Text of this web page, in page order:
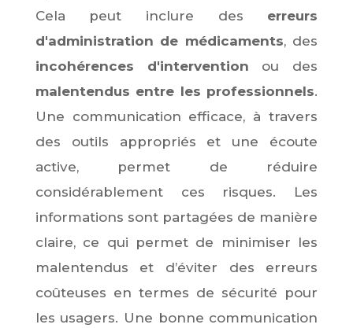
Cela peut inclure des erreurs
d'administration de médicaments, des
incohérences d'intervention ou des
malentendus entre les professionnels.
Une communication efficace, à travers
des outils appropriés et une écoute
active, permet de réduire
considérablement ces risques. Les
informations sont partagées de manière
claire, ce qui permet de minimiser les
malentendus et d’éviter des erreurs
coûteuses en termes de sécurité pour
les usagers. Une bonne communication